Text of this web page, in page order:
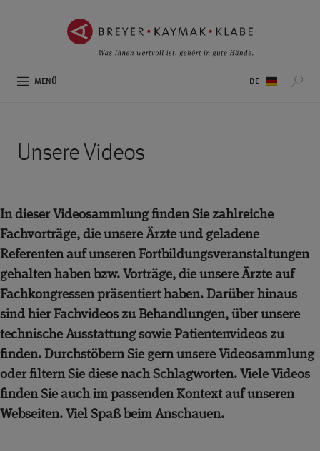
MENÜ
Unsere Videos
In dieser Videosammlung finden Sie zahlreiche
Fachvorträge, die unsere Ärzte und geladene
Referenten auf unseren Fortbildungsveranstaltungen
gehalten haben bzw. Vorträge, die unsere Ärzte auf
Fachkongressen präsentiert haben. Darüber hinaus
sind hier Fachvideos zu Behandlungen, über unsere
technische Ausstattung sowie Patientenvideos zu
finden. Durchstöbern Sie gern unsere Videosammlung
oder filtern Sie diese nach Schlagworten. Viele Videos
finden Sie auch im passenden Kontext auf unseren
Webseiten. Viel Spaß beim Anschauen.